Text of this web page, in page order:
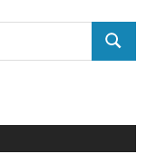
SUCHEN